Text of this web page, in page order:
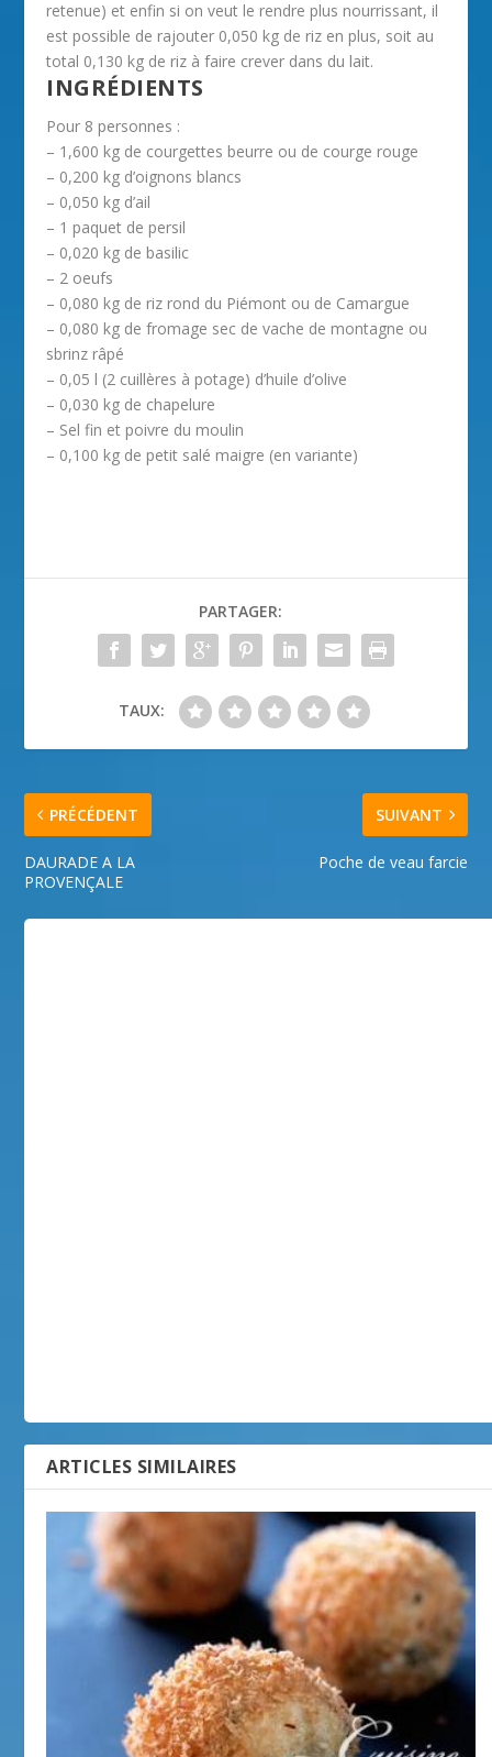
retenue) et enfin si on veut le rendre plus nourrissant, il
est possible de rajouter 0,050 kg de riz en plus, soit au
total 0,130 kg de riz à faire crever dans du lait.
INGRÉDIENTS
Pour 8 personnes :
– 1,600 kg de courgettes beurre ou de courge rouge
– 0,200 kg d’oignons blancs
– 0,050 kg d’ail
– 1 paquet de persil
– 0,020 kg de basilic
– 2 oeufs
– 0,080 kg de riz rond du Piémont ou de Camargue
– 0,080 kg de fromage sec de vache de montagne ou
sbrinz râpé
– 0,05 l (2 cuillères à potage) d’huile d’olive
– 0,030 kg de chapelure
– Sel fin et poivre du moulin
– 0,100 kg de petit salé maigre (en variante)
PARTAGER:
TAUX:
PRÉCÉDENT
DAURADE A LA
PROVENÇALE
SUIVANT
Poche de veau farcie
ARTICLES SIMILAIRES